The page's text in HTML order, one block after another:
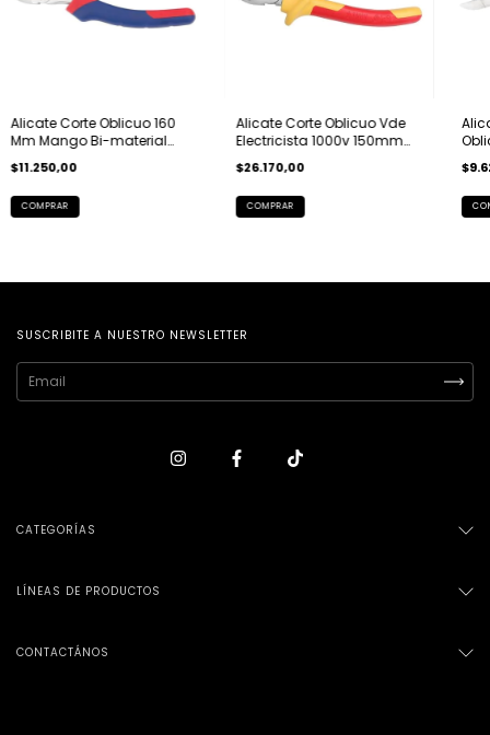
Alicate Corte Oblicuo 160
Mm Mango Bi-material
$11.250,00
Alicate Corte Oblicuo Vde
Electricista 1000v 150mm
$26.170,00
SUSCRIBITE A NUESTRO NEWSLETTER
CATEGORÍAS
LÍNEAS DE PRODUCTOS
CONTACTÁNOS